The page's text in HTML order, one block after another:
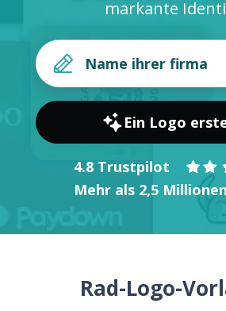
ANMELDEN
markante
Ein Logo
4.8 Trustpilot
Mehr als 2,5
Rad-Logo-